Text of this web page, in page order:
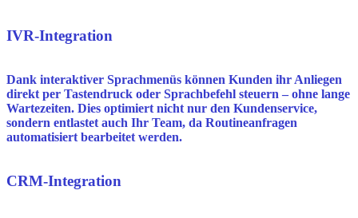
IVR-Integration
Dank interaktiver Sprachmenüs können Kunden ihr Anliegen
direkt per Tastendruck oder Sprachbefehl steuern – ohne lange
Wartezeiten. Dies optimiert nicht nur den Kundenservice,
sondern entlastet auch Ihr Team, da Routineanfragen
automatisiert bearbeitet werden.
CRM-Integration